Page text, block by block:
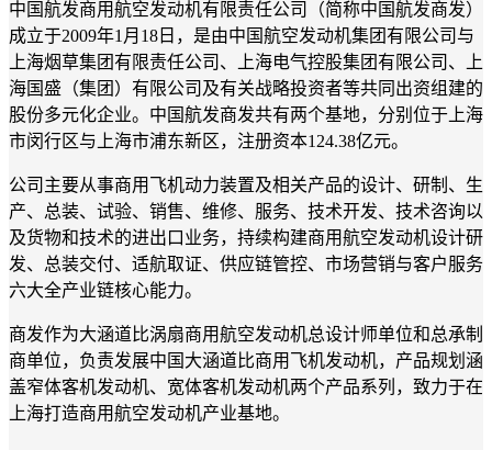
中国航发商用航空发动机有限责任公司（简称中国航发商发）
成立于2009年1月18日，是由中国航空发动机集团有限公司与
上海烟草集团有限责任公司、上海电气控股集团有限公司、上
海国盛（集团）有限公司及有关战略投资者等共同出资组建的
股份多元化企业。中国航发商发共有两个基地，分别位于上海
市闵行区与上海市浦东新区，注册资本124.38亿元。
公司主要从事商用飞机动力装置及相关产品的设计、研制、生
产、总装、试验、销售、维修、服务、技术开发、技术咨询以
及货物和技术的进出口业务，持续构建商用航空发动机设计研
发、总装交付、适航取证、供应链管控、市场营销与客户服务
六大全产业链核心能力。
商发作为大涵道比涡扇商用航空发动机总设计师单位和总承制
商单位，负责发展中国大涵道比商用飞机发动机，产品规划涵
盖窄体客机发动机、宽体客机发动机两个产品系列，致力于在
上海打造商用航空发动机产业基地。